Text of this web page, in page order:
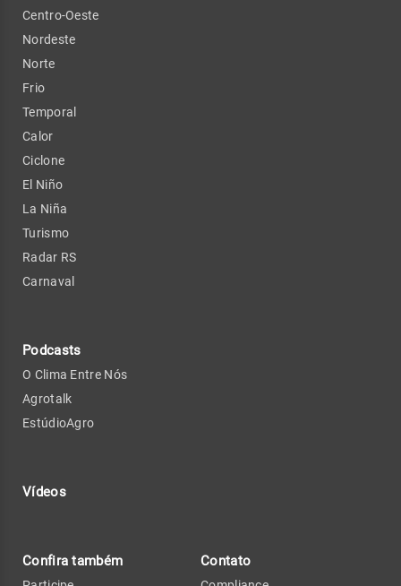
Centro-Oeste
Nordeste
Norte
Frio
Temporal
Calor
Ciclone
El Niño
La Niña
Turismo
Radar RS
Carnaval
Podcasts
O Clima Entre Nós
Agrotalk
EstúdioAgro
Vídeos
Confira também Contato